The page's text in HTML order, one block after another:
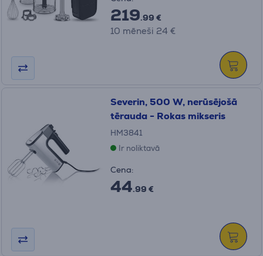
219.99 €
10 mēneši 24 €
Severin, 500 W, nerūsējošā
tērauda - Rokas mikseris
HM3841
Ir noliktavā
Cena:
44.99 €